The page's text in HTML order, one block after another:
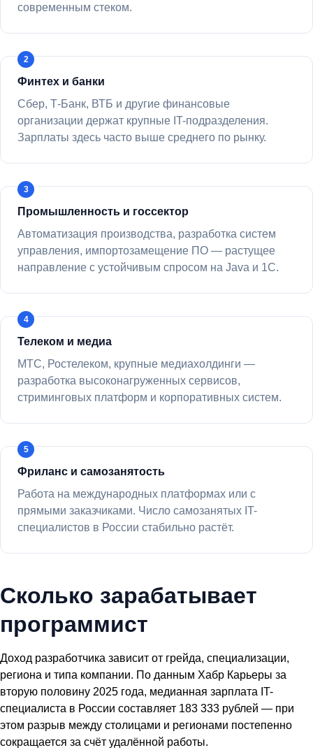
современным стеком.
Финтех и банки
Сбер, Т-Банк, ВТБ и другие финансовые
организации держат крупные IT-подразделения.
Зарплаты здесь часто выше среднего по рынку.
Промышленность и госсектор
Автоматизация производства, разработка систем
управления, импортозамещение ПО — растущее
направление с устойчивым спросом на Java и 1С.
Телеком и медиа
МТС, Ростелеком, крупные медиахолдинги —
разработка высоконагруженных сервисов,
стриминговых платформ и корпоративных систем.
Фриланс и самозанятость
Работа на международных платформах или с
прямыми заказчиками. Число самозанятых IT-
специалистов в России стабильно растёт.
Сколько зарабатывает
программист
Доход разработчика зависит от грейда, специализации,
региона и типа компании. По данным Хабр Карьеры за
вторую половину 2025 года, медианная зарплата IT-
специалиста в России составляет 183 333 рублей — при
этом разрыв между столицами и регионами постепенно
сокращается за счёт удалённой работы.